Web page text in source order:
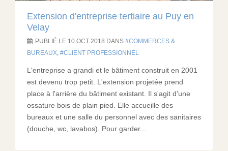
Extension d'entreprise tertiaire au Puy en
Velay
PUBLIÉ LE 10 OCT 2018 DANS
COMMERCES &
BUREAUX
CLIENT PROFESSIONNEL
L'entreprise a grandi et le bâtiment construit en 2001
est devenu trop petit. L'extension projetée prend
place à l'arrière du bâtiment existant. Il s'agit d'une
ossature bois de plain pied. Elle accueille des
bureaux et une salle du personnel avec des sanitaires
(douche, wc, lavabos). Pour garder...